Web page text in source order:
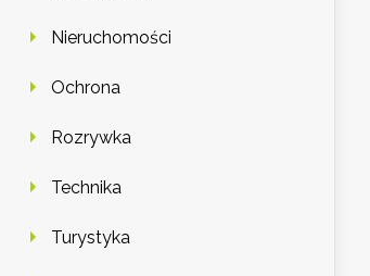
Nieruchomości
Ochrona
Rozrywka
Technika
Turystyka